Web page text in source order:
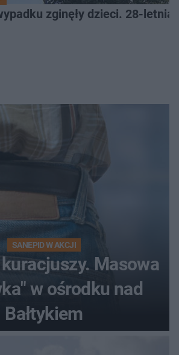
zginęły dzieci. 28-
SANEPID W AKCJI
Masowa
w ośrodku nad
Bałtykiem